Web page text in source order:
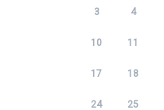
3 4
10 11
17 18
24 25